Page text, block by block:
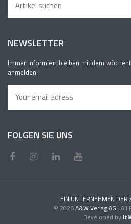
NEWSLETTER
Immer informiert bleiben mit dem
anmelden!
FOLGEN SIE UNS
EIN UNTERNEHMEN DER
© 2026A&W Verlag AG . All
Developed by